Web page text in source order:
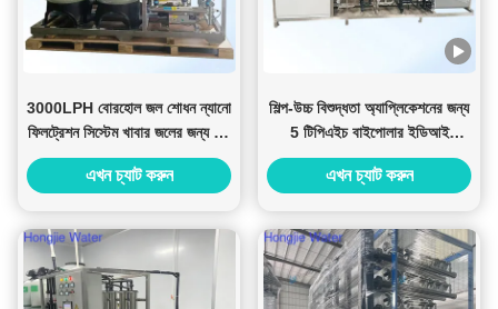
3000LPH বোরহোল জল শোধন ন্যানো
ফিলট্রেশন সিস্টেম খাবার জলের জন্য জল
পরিশোধক
এখন চ্যাট করুন
শিল্প-উচ্চ বিশুদ্ধতা অ্যাপ্লিকেশনের জন্য
5 টিপিএইচ বাইপোলার ইডিআই
আলট্রাপিউর জল ব্যবস্থা
এখন চ্যাট করুন